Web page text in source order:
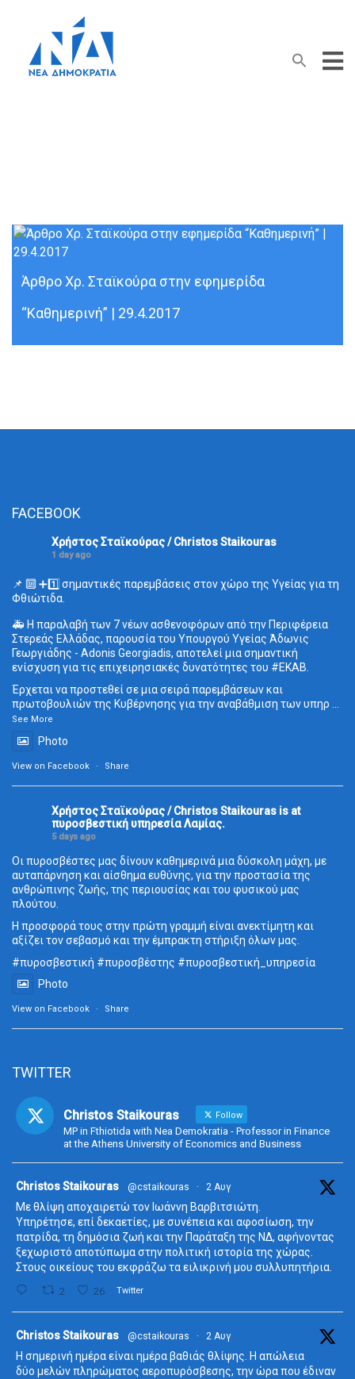
Search
for:
Search Button
Άρθρο Χρ. Σταϊκούρα στην εφημερίδα
“Καθημερινή” | 29.4.2017
FACEBOOK
Χρήστος Σταϊκούρας / Christos Staikouras
1 day ago
📌 🔟 ➕1️⃣ σημαντικές παρεμβάσεις στον χώρο της Υγείας για τη
Φθιώτιδα.
🚑 Η παραλαβή των 7 νέων ασθενοφόρων από την Περιφέρεια
Στερεάς Ελλάδας, παρουσία του Υπουργού Υγείας Άδωνις
Γεωργιάδης - Adonis Georgiadis, αποτελεί μια σημαντική
ενίσχυση για τις επιχειρησιακές δυνατότητες του #ΕΚΑΒ
Έρχεται να προστεθεί σε μια σειρά παρεμβάσεων και
πρωτοβουλιών της Κυβέρνησης για την αναβάθμιση των υπηρ
See More
Photo
View on Facebook · Share
Χρήστος Σταϊκούρας / Christos Staikouras is at
πυροσβεστική υπηρεσία Λαμίας.
5 days ago
Οι πυροσβέστες μας δίνουν καθημερινά μια δύσκολη μάχη, με
αυταπάρνηση και αίσθημα ευθύνης, για την προστασία της
ανθρώπινης ζωής, της περιουσίας και του φυσικού μας
πλούτου.
Η προσφορά τους στην πρώτη γραμμή είναι ανεκτίμητη και
αξίζει τον σεβασμό και την έμπρακτη στήριξη όλων μας.
#πυροσβεστική #πυροσβέστης #πυροσβεστική_ υπηρεσία
Photo
View on Facebook · Share
TWITTER
Christos Staikouras Follow
MP in Fthiotida with Nea Demokratia - Professor in Finance
at the Athens University of Economics and Business
Christos Staikouras @cstaikouras · 2 Αυγ
Με θλίψη αποχαιρετώ τον Ιωάννη Βαρβιτσιώτη.
Υπηρέτησε, επί δεκαετίες, με συνέπεια και αφοσίωση, την
πατρίδα, τη δημόσια ζωή και την Παράταξη της ΝΔ, αφήνοντας
ξεχωριστό αποτύπωμα στην πολιτική ιστορία της χώρας.
Στους οικείους του εκφράζω τα ειλικρινή μου συλλυπητήρια.
2 26 Twitter
Christos Staikouras @cstaikouras · 2 Αυγ
Η σημερινή ημέρα είναι ημέρα βαθιάς θλίψης. Η απώλεια
δύο μελών πληρώματος αεροπυρόσβεσης, την ώρα που έδιναν